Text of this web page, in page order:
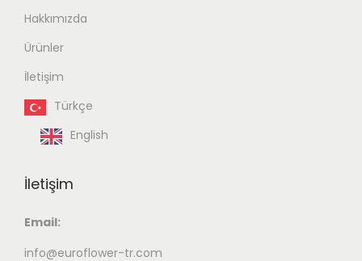
Hakkımızda
Ürünler
İletişim
Türkçe
English
İletişim
Email:
info@euroflower-tr.com